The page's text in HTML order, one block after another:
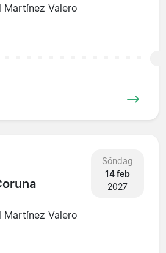
Martínez Valero
Söndag
14 feb
2027
Martínez Valero